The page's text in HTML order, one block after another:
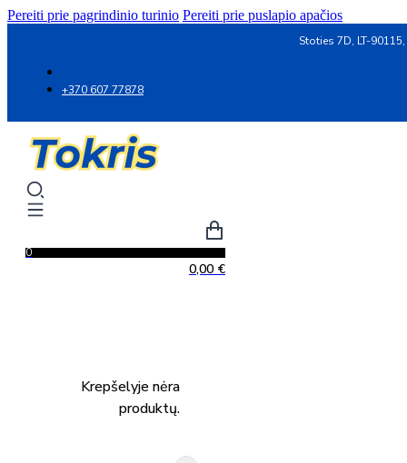
Pereiti prie pagrindinio turinio Pereiti prie puslapio apačios
Stoties 7D, LT-
+370 607 77878
0
0,00 €
Krepšelyje nėra
produktų.